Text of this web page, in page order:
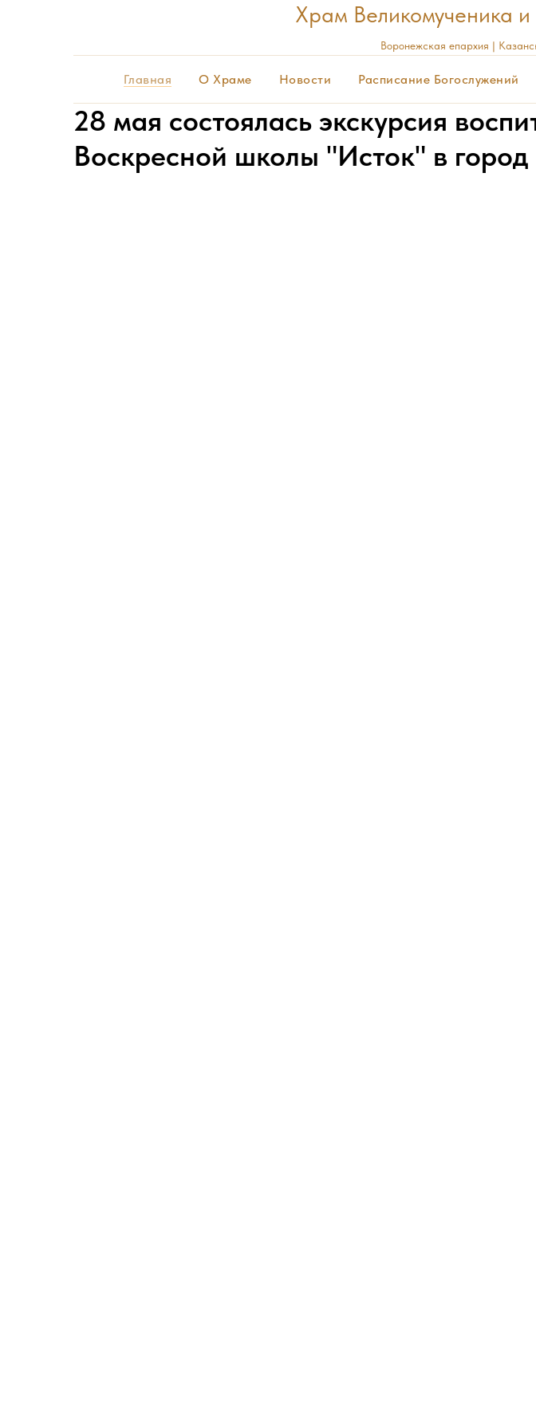
Храм Великомученика
Воронежская епархия |
Главная О Храме Новости Расписание Богослужений
28 мая состоялась экскурсия
Воскресной школы "Исток" в город